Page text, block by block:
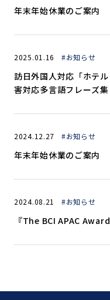
年末年始休業のご案内
2025.01.16 #お知らせ
訪日外国人対応「ホテ
害対応多言語フレーズ
2024.12.27 #お知らせ
年末年始休業のご案内
2024.08.21 #お知らせ
『The BCI APAC